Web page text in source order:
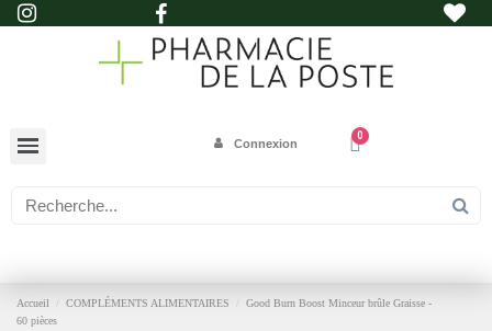
Connexion
Accueil COMPLÉMENTS ALIMENTAIRES
Good Burn Boost Minceur brûle Graisse -
60 pièces